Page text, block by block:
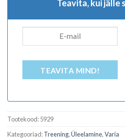
Teavita, kui jälle
TEAVITA MIND!
Tootekood:5929
Kategooriad:Treening,Üleelamine,Varia